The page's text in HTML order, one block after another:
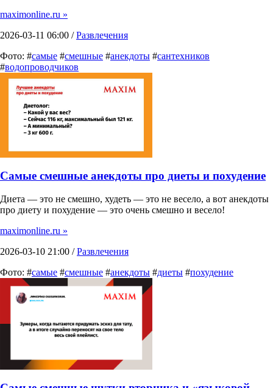
maximonline.ru »
2026-03-11 06:00 /Развлечения
Фото: #самые #смешные #анекдоты #сантехников
#водопроводчиков
Самые смешные анекдоты про диеты и похудение
Диета — это не смешно, худеть — это не весело, а вот анекдоты
про диету и похудение — это очень смешно и весело!
maximonline.ru »
2026-03-10 21:00 /Развлечения
Фото: #самые #смешные #анекдоты #диеты #похудение